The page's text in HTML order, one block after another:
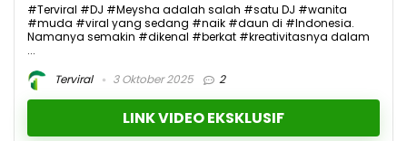
#Terviral #DJ #Meysha adalah salah #satu DJ #wanita
#muda #viral yang sedang #naik #daun di #Indonesia.
Namanya semakin #dikenal #berkat #kreativitasnya dalam
...
Terviral
3 Oktober 2025 2
LINK VIDEO EKSKLUSIF